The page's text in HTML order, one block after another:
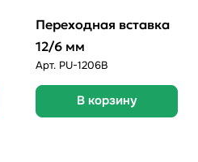
Переходная вставка
12/6 мм
Арт. PU-1206B
В корзину